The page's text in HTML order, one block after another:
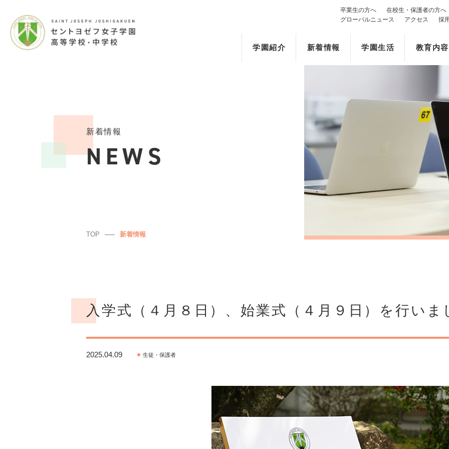
卒業生の方へ
在校生・保護者の方へ
グローバルニュース
アクセス 採
学園紹介 新着情報 学園生活 教育内容
新着情報
NEWS
TOP 新着情報
入学式（４月８日）、始業式（４月９日）を行いま
2025.04.09 生徒・保護者